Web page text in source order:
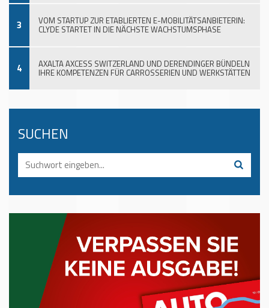
3 VOM STARTUP ZUR ETABLIERTEN E-MOBILITÄTSANBIETERIN:
CLYDE STARTET IN DIE NÄCHSTE WACHSTUMSPHASE
4 AXALTA AXCESS SWITZERLAND UND DERENDINGER BÜNDELN
IHRE KOMPETENZEN FÜR CARROSSERIEN UND WERKSTÄTTEN
SUCHEN